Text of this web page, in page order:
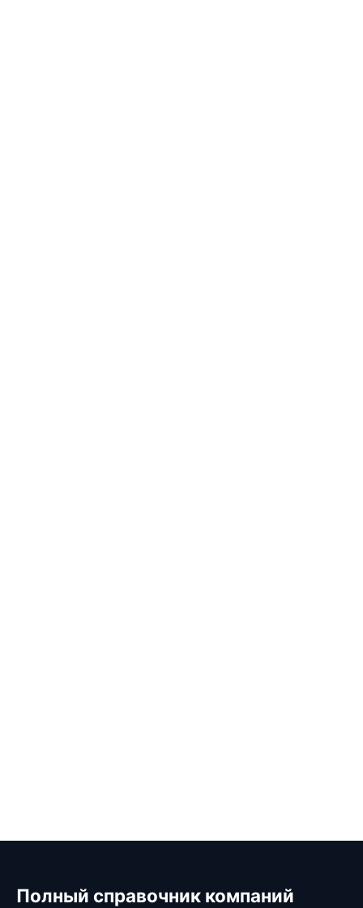
Полный справочник компаний